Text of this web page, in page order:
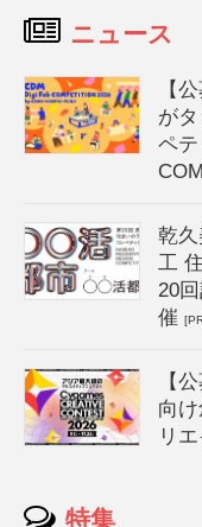
ニュース
【
が
ペ
乾
工
20
催
【
向
リ
特集